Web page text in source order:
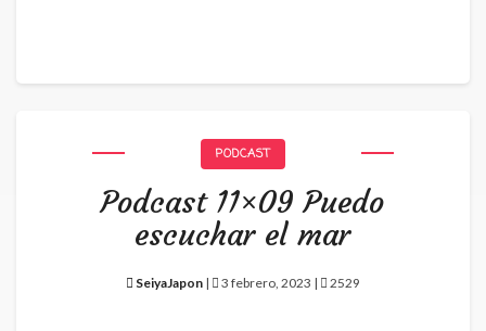
PODCAST
Podcast 11×09 Puedo
escuchar el mar
SeiyaJapon | 3 febrero, 2023 | 2529